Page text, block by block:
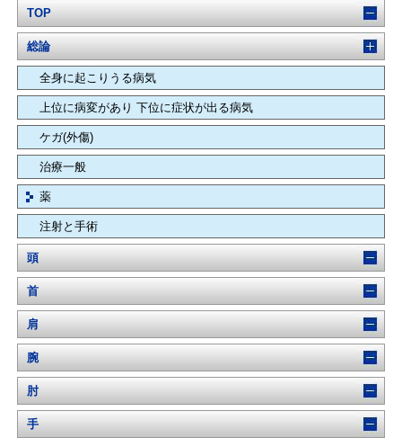
TOP
総論
全身に起こりうる病気
上位に病変があり 下位に症状が出る病気
ケガ(外傷)
治療一般
薬
注射と手術
頭
首
肩
腕
肘
手